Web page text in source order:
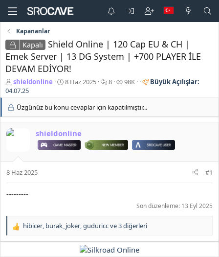
Kapananlar
Kapalı
Shield Online | 120 Cap EU & CH |
Emek Server | 13 DG System | +700 PLAYER İLE
DEVAM EDİYOR!
K
o
b
u
u
a
shieldonline
B
l
a
g
ı
ç
t
8 Haz 2025
C
a
p
r
8
G
ü
n
l
e
m
98K
Büyük Açılışlar:
04.07.25
Üzgünüz bu konu cevaplar için kapatılmıştır...
shieldonline
8 Haz 2025 #1
---------
Son düzenleme: 13 Eyl 2025
T
hibicer burak_joker guduriccve 3 diğerleri